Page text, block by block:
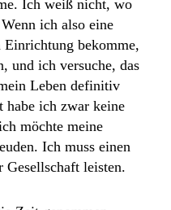
Ich weiß nicht, wo
ich also eine
Einrichtung bekomme,
und ich versuche, das
Leben definitiv
habe ich zwar keine
möchte meine
Ich muss einen
Gesellschaft leisten.